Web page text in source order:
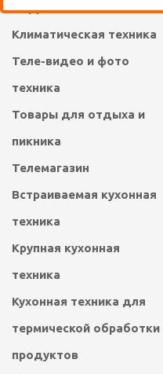
ланч - боксы
и
и фруктов
сахарной
САДОВЫЕ КАЧЕЛИ
Климатическая техника
Теле-видео и фото
техника
Товары для отдыха и
пикника
Телемагазин
Встраиваемая кухонная
техника
Крупная кухонная
техника
Кухонная техника для
термической обработки
продуктов